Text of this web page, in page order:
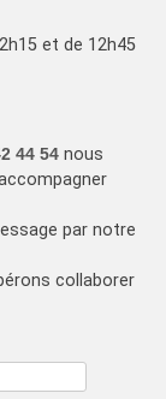
et de 12h45
44 54 nous
par notre
collaborer